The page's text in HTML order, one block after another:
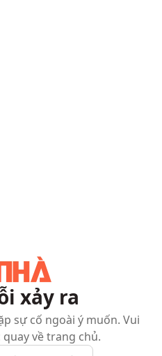
xảy ra
sự cố ngoài ý muốn. Vui
về trang chủ.